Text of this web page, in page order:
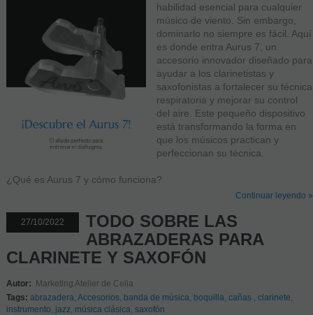
habilidad esencial para cualquier
músico de viento. Sin embargo,
dominarlo no siempre es fácil. Aquí
es donde entra Aurus 7, un
accesorio innovador diseñado para
ayudar a los clarinetistas y
saxofonistas a fortalecer su técnica
respiratoria y mejorar su control
del aire. Este pequeño dispositivo
está transformando la forma en
que los músicos practican y
perfeccionan su técnica.
¿Qué es Aurus 7 y cómo funciona?
Continuar leyendo »
27/10/2022
TODO SOBRE LAS
ABRAZADERAS PARA
CLARINETE Y SAXOFÓN
Autor: Marketing Atelier de Celia
Tags: abrazadera Accesorios, banda de música boquilla cañas clarinete
instrumento jazz música clásica saxofón